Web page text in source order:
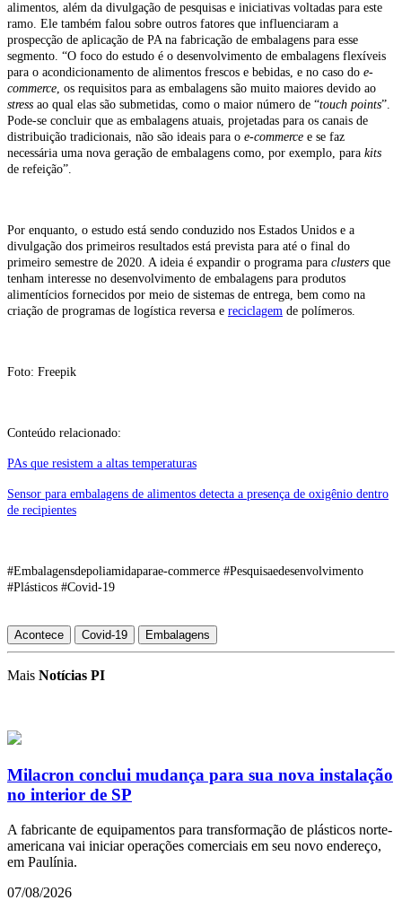
alimentos, além da divulgação de pesquisas e iniciativas voltadas para este
ramo. Ele também falou sobre outros fatores que influenciaram a
prospecção de aplicação de PA na fabricação de embalagens para esse
segmento. “O foco do estudo é o desenvolvimento de embalagens flexíveis
para o acondicionamento de alimentos frescos e bebidas, e no caso do e-
commerce, os requisitos para as embalagens são muito maiores devido ao
stress ao qual elas são submetidas, como o maior número de “touch points”.
Pode-se concluir que as embalagens atuais, projetadas para os canais de
distribuição tradicionais, não são ideais para o e-commerce e se faz
necessária uma nova geração de embalagens como, por exemplo, para kits
de refeição”.
Por enquanto, o estudo está sendo conduzido nos Estados Unidos e a
divulgação dos primeiros resultados está prevista para até o final do
primeiro semestre de 2020. A ideia é expandir o programa para clusters que
tenham interesse no desenvolvimento de embalagens para produtos
alimentícios fornecidos por meio de sistemas de entrega, bem como na
criação de programas de logística reversa e reciclagem de polímeros.
Foto: Freepik
Conteúdo relacionado:
PAs que resistem a altas temperaturas
Sensor para embalagens de alimentos detecta a presença de oxigênio dentro
de recipientes
#Embalagensdepoliamidaparae-commerce #Pesquisaedesenvolvimento
#Plásticos #Covid-19
Acontece Covid-19 Embalagens
Mais Notícias PI
Milacron conclui mudança para sua nova instalação
no interior de SP
A fabricante de equipamentos para transformação de plásticos norte-
americana vai iniciar operações comerciais em seu novo endereço,
em Paulínia.
07/08/2026